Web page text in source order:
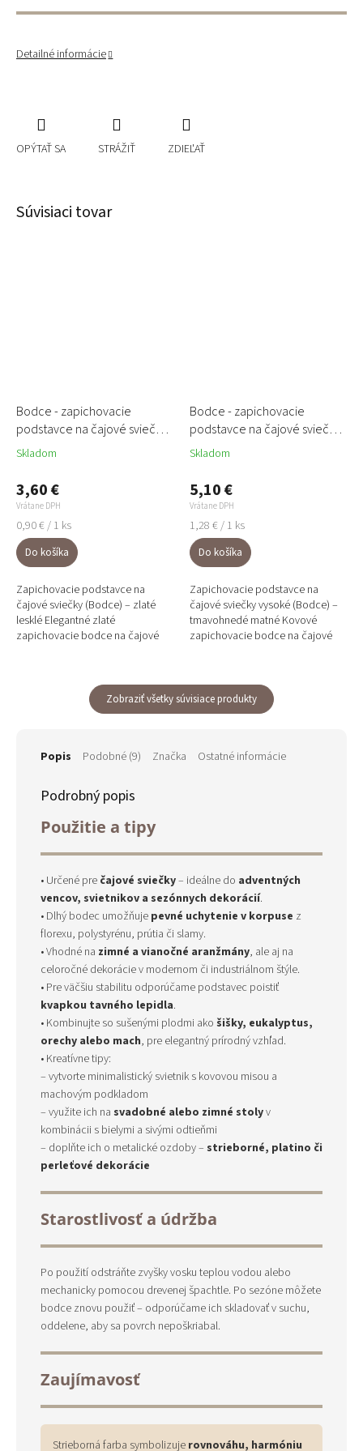
Detailné informácie
OPÝTAŤ SA STRÁŽIŤ ZDIEĽAŤ
Súvisiaci tovar
Bodce - zapichovacie
podstavce na čajové sviečky
4ks - krátke zlaté
Skladom
3,60 €
Vrátane DPH
Jednotková
cena:
0,90 € / 1 ks
Do košíka
Zapichovacie podstavce na
čajové sviečky (Bodce) – zlaté
lesklé Elegantné zlaté
zapichovacie bodce na čajové
Bodce - zapichovacie
podstavce na čajové sviečky
4ks - dlhé tmavohnedé
Skladom
5,10 €
Vrátane DPH
Jednotková
cena:
1,28 € / 1 ks
Do košíka
Zapichovacie podstavce na
čajové sviečky vysoké (Bodce) –
tmavohnedé matné Kovové
zapichovacie bodce na čajové
Zobraziť všetky súvisiace produkty
Popis Podobné (9) Značka Ostatné informácie
Podrobný popis
Použitie a tipy
• Určené pre čajové sviečky– ideálne do adventných
vencov, svietnikov a sezónnych dekorácií.
• Dlhý bodec umožňuje pevné uchytenie v korpuse z
florexu, polystyrénu, prútia či slamy.
• Vhodné na zimné a vianočné aranžmány, ale aj na
celoročné dekorácie v modernom či industriálnom štýle.
• Pre väčšiu stabilitu odporúčame podstavec poistiť
kvapkou tavného lepidla.
• Kombinujte so sušenými plodmi ako šišky, eukalyptus,
orechy alebo mach, pre elegantný prírodný vzhľad.
• Kreatívne tipy:
– vytvorte minimalistický svietnik s kovovou misou a
machovým podkladom
– využite ich na svadobné alebo zimné stolyv
kombinácii s bielymi a sivými odtieňmi
– doplňte ich o metalické ozdoby – strieborné, platino či
perleťové dekorácie
Starostlivosť a údržba
Po použití odstráňte zvyšky vosku teplou vodou alebo
mechanicky pomocou drevenej špachtle. Po sezóne môžete
bodce znovu použiť – odporúčame ich skladovať v suchu,
oddelene, aby sa povrch nepoškriabal.
Zaujímavosť
Strieborná farba symbolizuje rovnováhu, harmóniu